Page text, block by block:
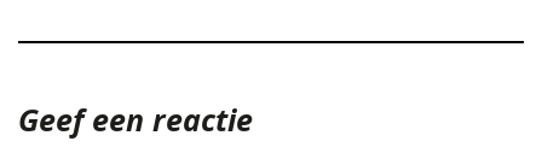
Geef een reactie